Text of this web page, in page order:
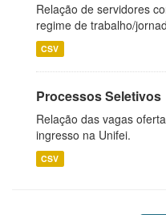
Relação de servidores
regime de trabalho/
CSV
Processos Seletivos
Relação das vagas
ingresso na Unifei.
CSV